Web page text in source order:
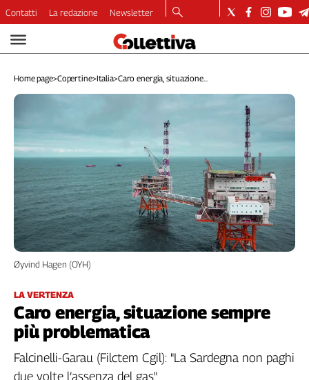
Video
Dirette
Longform
Lavoro
Diritti
Welfare
Italia
Internazionale
Culture
Categorie
Filcams
Filctem
Fillea
Filt
Contatti La redazione Newsletter
Home page>Copertine>Italia>Caro energia, situazione...
LA VERTENZA
Caro energia, situazione sempre
più problematica
Øyvind Hagen (OYH)
Falcinelli-Garau (Filctem Cgil): "La Sardegna non paghi
due volte l’assenza del gas"